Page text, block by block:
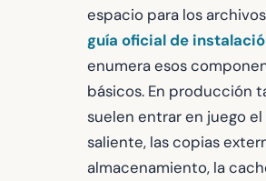
espacio para los
guía oficial de
enumera esos
básicos. En producción
suelen entrar en juego
saliente, las copias
almacenamiento, la